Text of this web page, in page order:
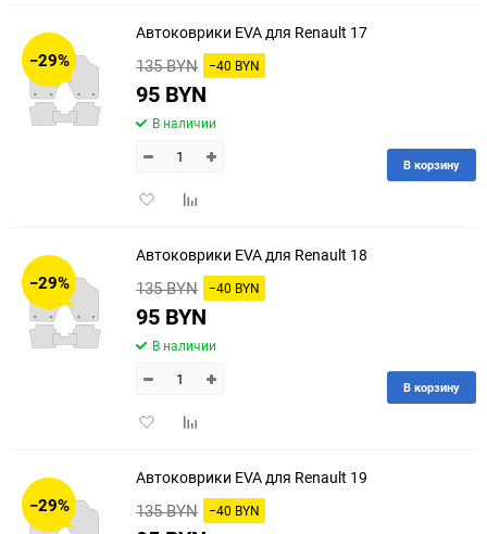
−29%
Автоковрики EVA для Renault 17
135 BYN −40 BYN
95 BYN
В наличии
ДобавитьДобавить
В корзину
−29%
Автоковрики EVA для Renault 18
135 BYN −40 BYN
95 BYN
В наличии
ДобавитьДобавить
В корзину
−29%
Автоковрики EVA для Renault 19
135 BYN −40 BYN